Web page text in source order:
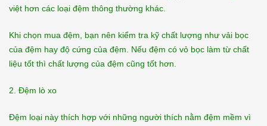
việt hơn các loại đệm thông thường khác.
Khi chọn mua đệm, bạn nên kiểm tra kỹ chất lượng như vải bọc
của đệm hay độ cứng của đệm. Nếu đệm có vỏ bọc làm từ chất
liệu tốt thì chất lượng của đệm cũng tốt hơn.
2. Đệm lò xo
Đệm loại này thích hợp với những người thích nằm đệm mềm vì